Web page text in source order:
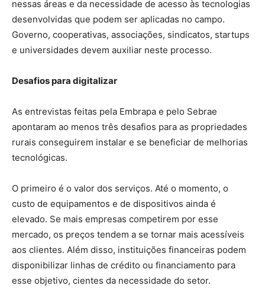
nessas áreas e da necessidade de acesso às tecnologias
desenvolvidas que podem ser aplicadas no campo.
Governo, cooperativas, associações, sindicatos, startups
e universidades devem auxiliar neste processo.
Desafios para digitalizar
As entrevistas feitas pela Embrapa e pelo Sebrae
apontaram ao menos três desafios para as propriedades
rurais conseguirem instalar e se beneficiar de melhorias
tecnológicas.
O primeiro é o valor dos serviços. Até o momento, o
custo de equipamentos e de dispositivos ainda é
elevado. Se mais empresas competirem por esse
mercado, os preços tendem a se tornar mais acessíveis
aos clientes. Além disso, instituições financeiras podem
disponibilizar linhas de crédito ou financiamento para
esse objetivo, cientes da necessidade do setor.